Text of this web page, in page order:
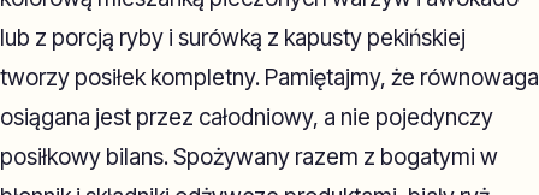
lub z porcją ryby i surówką z kapusty pekińskiej
tworzy posiłek kompletny. Pamiętajmy, że równowaga
osiągana jest przez całodniowy, a nie pojedynczy
posiłkowy bilans. Spożywany razem z bogatymi w